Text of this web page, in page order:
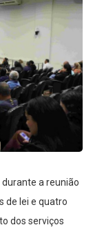
a reunião
de lei e quatro
dos serviços